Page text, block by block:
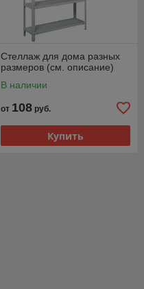
Стеллаж для дома разных
размеров (см. описание)
В наличии
от 108 руб.
Купить